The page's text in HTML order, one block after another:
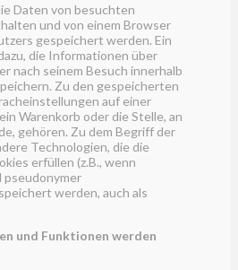
Daten von besuchten
und von einem Browser
gespeichert werden. Ein
die Informationen über
nach seinem Besuch innerhalb
Zu den gespeicherten
auf einer
Warenkorb oder die Stelle, an
gehören. Zu dem Begriff der
Technologien, die die
erfüllen (z.B., wenn
pseudonymer
werden, auch als
und Funktionen werden